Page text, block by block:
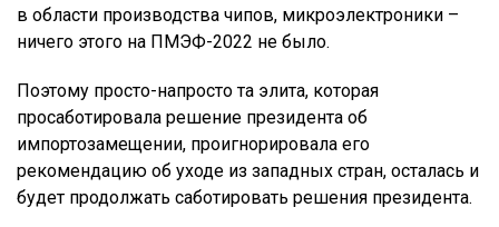
в области производства чипов, микроэлектроники –
ничего этого на ПМЭФ-2022 не было.
Поэтому просто-напросто та элита, которая
просаботировала решение президента об
импортозамещении, проигнорировала его
рекомендацию об уходе из западных стран, осталась и
будет продолжать саботировать решения президента.